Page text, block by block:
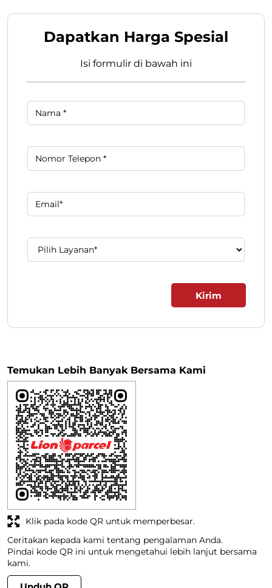
Dapatkan Harga Spesial
Isi formulir di bawah ini
Temukan Lebih Banyak Bersama Kami
Ceritakan kepada kami tentang pengalaman Anda.
Pindai kode QR ini untuk mengetahui lebih lanjut bersama
kami.
Klik pada kode QR untuk memperbesar.